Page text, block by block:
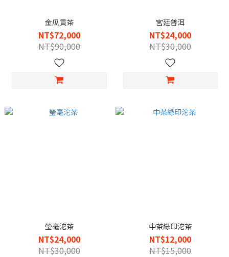
金瓜貢茶
NT$72,000
NT$90,000
宮廷普洱
NT$24,000
NT$30,000
瑩毫沱茶
NT$24,000
NT$30,000
中茶綠印沱茶
NT$12,000
NT$15,000